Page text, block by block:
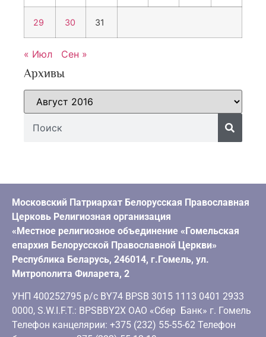
29 30 31
« Июл Сен »
Архивы
Московский Патриархат Белорусская Православная
Церковь Религиозная организация
«Местное религиозное объединение «Гомельская
епархия Белорусской Православной Церкви»
Республика Беларусь, 246014, г.Гомель, ул.
Митрополита Филарета, 2
УНП 400252795 р/с BY74 BPSB 3015 1113 0401 2933
0000, S.W.I.F.T.: BPSBBY2X ОАО «Сбер Банк» г. Гомель
Телефон канцелярии: +375 (232) 55-55-62 Телефон